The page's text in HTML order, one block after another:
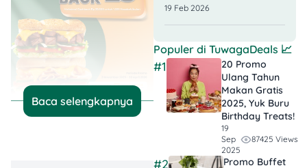
Baca selengkapnya
19 Feb 2026
Populer di TuwagaDeals 📈
#1
20 Promo
Ulang Tahun
Makan Gratis
2025, Yuk Buru
Birthday Treats!
19
Sep
2025
87425 Views
#2
Promo Buffet